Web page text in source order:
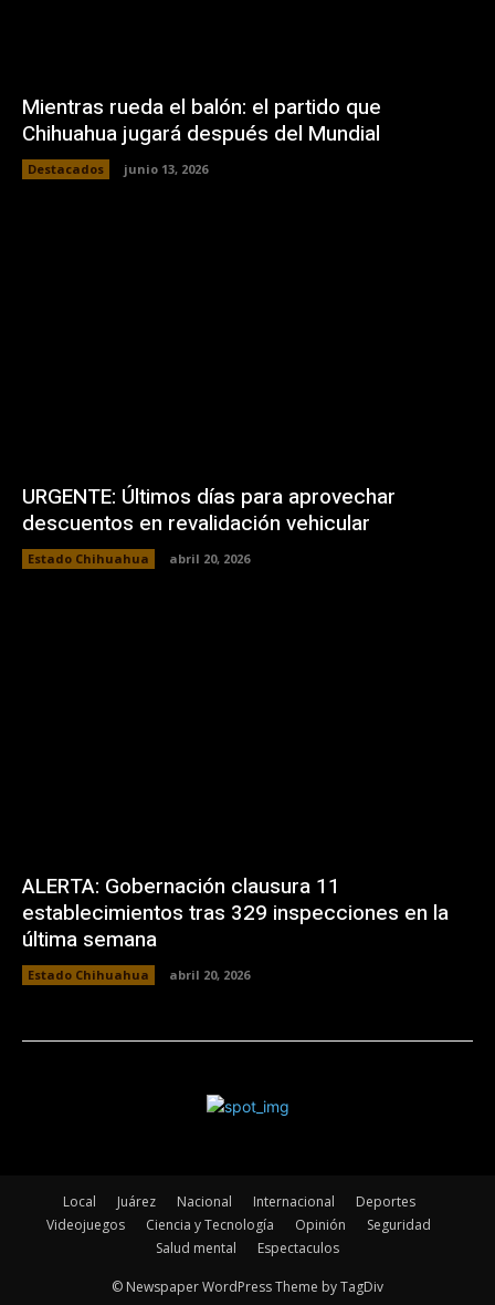
Mientras rueda el balón: el partido que
Chihuahua jugará después del Mundial
Destacados junio 13, 2026
URGENTE: Últimos días para aprovechar
descuentos en revalidación vehicular
Estado Chihuahua abril 20, 2026
ALERTA: Gobernación clausura 11
establecimientos tras 329 inspecciones en la
última semana
Estado Chihuahua abril 20, 2026
Local Juárez Nacional Internacional
Deportes
Videojuegos
Ciencia y Tecnología Opinión
Seguridad
Salud mental
Espectaculos
© Newspaper WordPress Theme by TagDiv